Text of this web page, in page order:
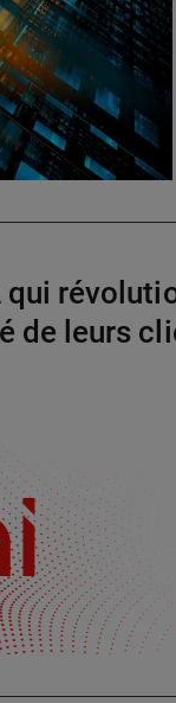
qui
de leurs